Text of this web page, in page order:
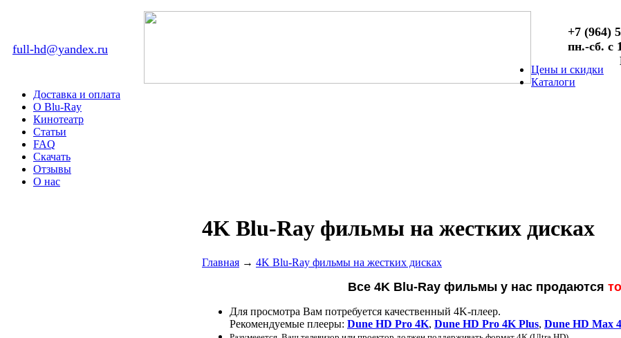
full-hd@yandex.ru
+7 (964)
пн.-сб. с
Цены и скидки
Каталоги
Доставка и оплата
О Blu-Ray
Кинотеатр
Статьи
FAQ
Скачать
Отзывы
О нас
4K Blu-Ray фильмы на жестких дисках
Главная → 4K Blu-Ray фильмы на жестких дисках
Все 4K Blu-Ray фильмы у нас продаются
Для просмотра Вам потребуется качественный 4K-плеер.
Рекомендуемые плееры: Dune HD Pro 4K, Dune HD Pro 4K Plus, Dune HD Max